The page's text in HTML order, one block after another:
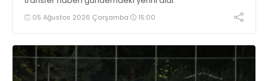
05 Ağustos 2026 Çarşamba 15:00